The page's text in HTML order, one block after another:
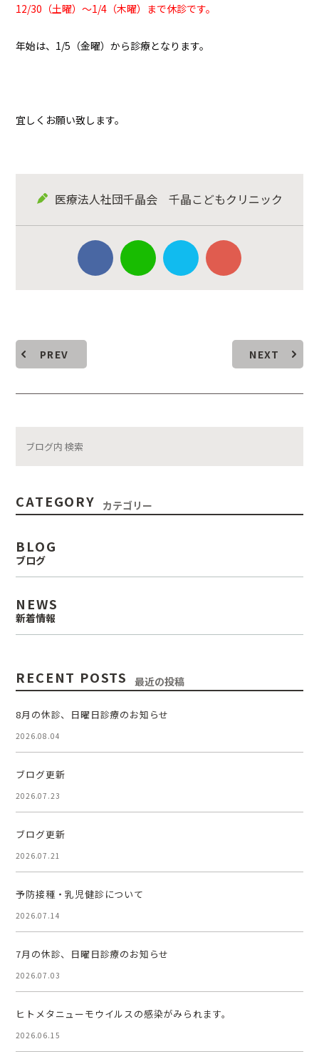
12/30（土曜）～1/4（木曜） まで休診です。
年始は、1/5（金曜）から診療となります。
宜しくお願い致します。
医療法人社団千晶会 千晶こどもクリニック
PREV NEXT
CATEGORY カテゴリー
BLOG
ブログ
NEWS
新着情報
RECENT POSTS 最近の投稿
8月の休診、日曜日診療のお知らせ
2026.08.04
ブログ更新
2026.07.23
ブログ更新
2026.07.21
予防接種・乳児健診について
2026.07.14
7月の休診、日曜日診療のお知らせ
2026.07.03
ヒトメタニューモウイルスの感染がみられます。
2026.06.15